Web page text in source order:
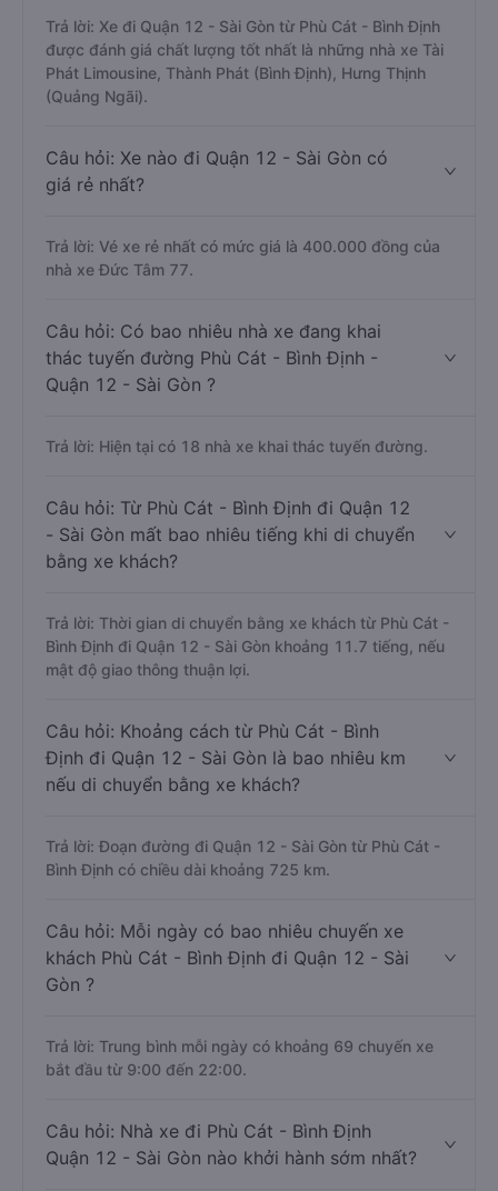
Trả lời: Xe đi Quận 12 - Sài Gòn từ Phù Cát - Bình Định
được đánh giá chất lượng tốt nhất là những nhà xe Tài
Phát Limousine, Thành Phát (Bình Định), Hưng Thịnh
(Quảng Ngãi).
Câu hỏi: Xe nào đi Quận 12 - Sài Gòn có
giá rẻ nhất?
Trả lời: Vé xe rẻ nhất có mức giá là 400.000 đồng của
nhà xe Đức Tâm 77.
Câu hỏi: Có bao nhiêu nhà xe đang khai
thác tuyến đường Phù Cát - Bình Định -
Quận 12 - Sài Gòn ?
Trả lời: Hiện tại có 18 nhà xe khai thác tuyến đường.
Câu hỏi: Từ Phù Cát - Bình Định đi Quận 12
- Sài Gòn mất bao nhiêu tiếng khi di chuyển
bằng xe khách?
Trả lời: Thời gian di chuyển bằng xe khách từ Phù Cát -
Bình Định đi Quận 12 - Sài Gòn khoảng 11.7 tiếng, nếu
mật độ giao thông thuận lợi.
Câu hỏi: Khoảng cách từ Phù Cát - Bình
Định đi Quận 12 - Sài Gòn là bao nhiêu km
nếu di chuyển bằng xe khách?
Trả lời: Đoạn đường đi Quận 12 - Sài Gòn từ Phù Cát -
Bình Định có chiều dài khoảng 725 km.
Câu hỏi: Mỗi ngày có bao nhiêu chuyến xe
khách Phù Cát - Bình Định đi Quận 12 - Sài
Gòn ?
Trả lời: Trung bình mỗi ngày có khoảng 69 chuyến xe
bắt đầu từ 9:00 đến 22:00.
Câu hỏi: Nhà xe đi Phù Cát - Bình Định
Quận 12 - Sài Gòn nào khởi hành sớm nhất?